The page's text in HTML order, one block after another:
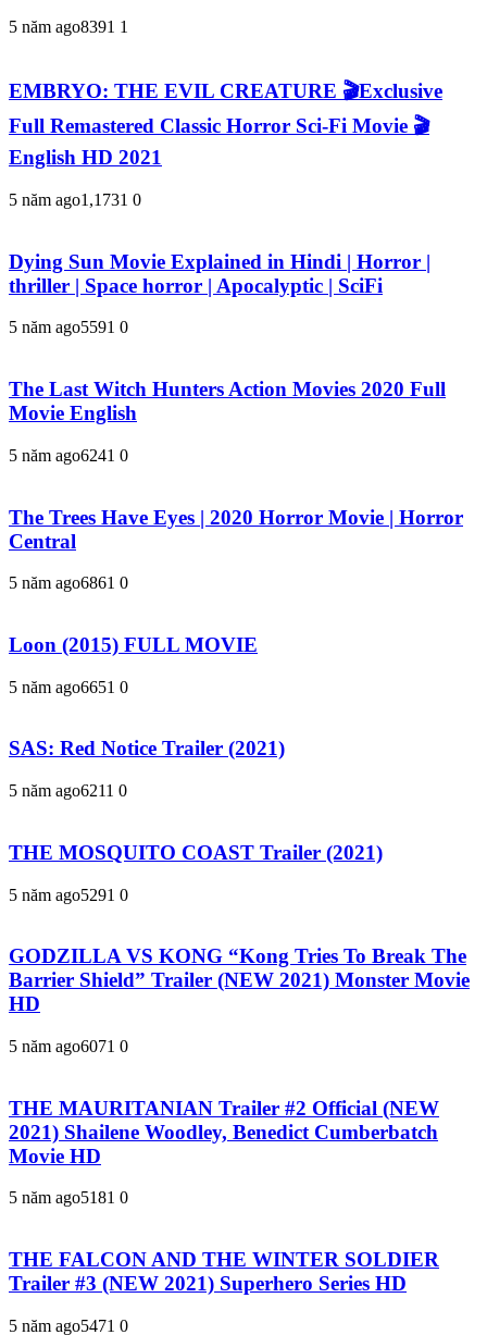
5 năm ago8391 1
EMBRYO: THE EVIL CREATURE 🎬Exclusive
Full Remastered Classic Horror Sci-Fi Movie 🎬
English HD 2021
5 năm ago1,1731 0
Dying Sun Movie Explained in Hindi | Horror |
thriller | Space horror | Apocalyptic | SciFi
5 năm ago5591 0
The Last Witch Hunters Action Movies 2020 Full
Movie English
5 năm ago6241 0
The Trees Have Eyes | 2020 Horror Movie | Horror
Central
5 năm ago6861 0
Loon (2015) FULL MOVIE
5 năm ago6651 0
SAS: Red Notice Trailer (2021)
5 năm ago6211 0
THE MOSQUITO COAST Trailer (2021)
5 năm ago5291 0
GODZILLA VS KONG “Kong Tries To Break The
Barrier Shield” Trailer (NEW 2021) Monster Movie
HD
5 năm ago6071 0
THE MAURITANIAN Trailer #2 Official (NEW
2021) Shailene Woodley, Benedict Cumberbatch
Movie HD
5 năm ago5181 0
THE FALCON AND THE WINTER SOLDIER
Trailer #3 (NEW 2021) Superhero Series HD
5 năm ago5471 0